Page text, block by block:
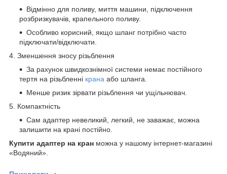
Відмінно для поливу, миття машини, підключення
розбризкувачів, крапельного поливу.
Особливо корисний, якщо шланг потрібно часто
підключати/відключати.
4. Зменшення зносу різьблення
За рахунок швидкознімної системи немає постійного
тертя на різьбленні крана або шланга.
Менше ризик зірвати різьблення чи ущільнювач.
5. Компактність
Сам адаптер невеликий, легкий, не заважає, можна
залишити на крані постійно.
Купити адаптер на кран можна у нашому інтернет-магазині
«Водяний».